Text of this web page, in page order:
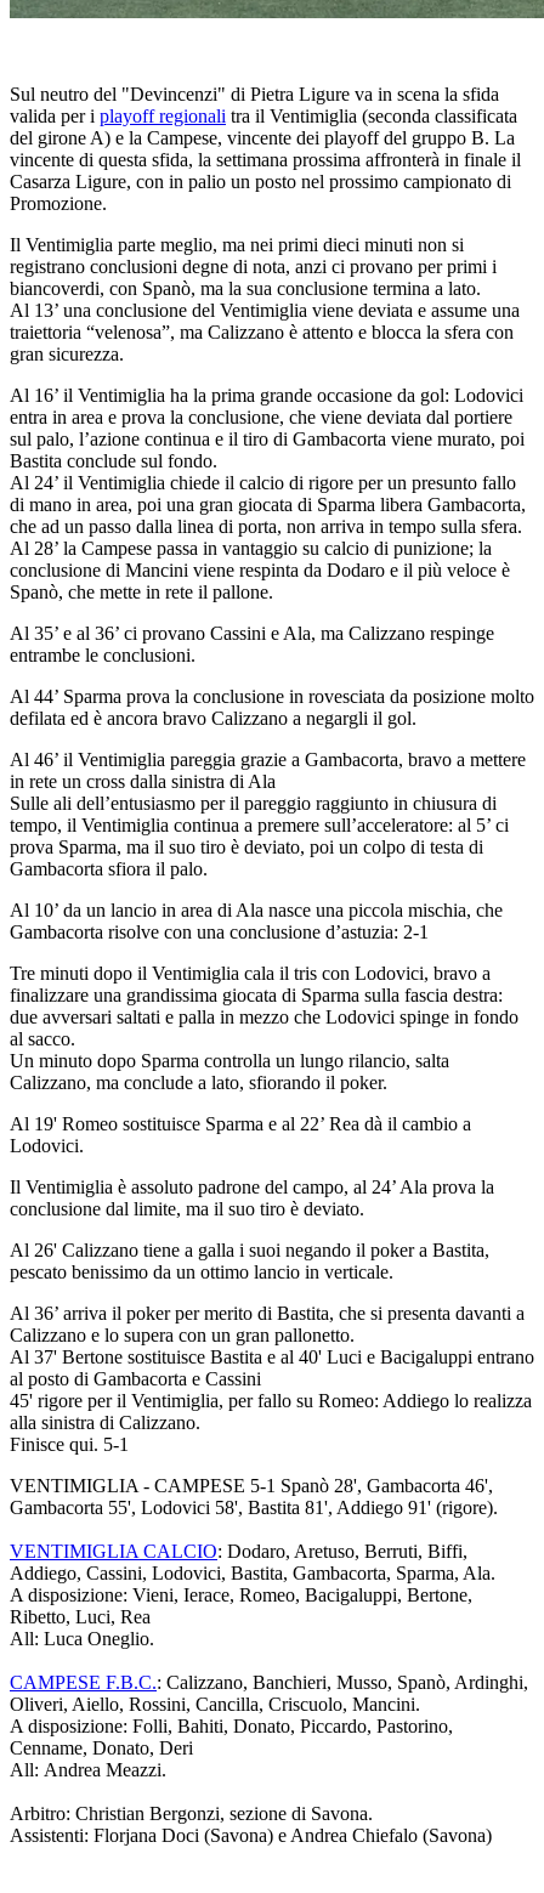
Sul neutro del "Devincenzi" di Pietra Ligure va in scena la sfida
valida per i playoff regionali tra il Ventimiglia (seconda classificata
del girone A) e la Campese, vincente dei playoff del gruppo B. La
vincente di questa sfida, la settimana prossima affronterà in finale il
Casarza Ligure, con in palio un posto nel prossimo campionato di
Promozione.
Il Ventimiglia parte meglio, ma nei primi dieci minuti non si
registrano conclusioni degne di nota, anzi ci provano per primi i
biancoverdi, con Spanò, ma la sua conclusione termina a lato.
Al 13’ una conclusione del Ventimiglia viene deviata e assume una
traiettoria “velenosa”, ma Calizzano è attento e blocca la sfera con
gran sicurezza.
Al 16’ il Ventimiglia ha la prima grande occasione da gol: Lodovici
entra in area e prova la conclusione, che viene deviata dal portiere
sul palo, l’azione continua e il tiro di Gambacorta viene murato, poi
Bastita conclude sul fondo.
Al 24’ il Ventimiglia chiede il calcio di rigore per un presunto fallo
di mano in area, poi una gran giocata di Sparma libera Gambacorta,
che ad un passo dalla linea di porta, non arriva in tempo sulla sfera.
Al 28’ la Campese passa in vantaggio su calcio di punizione; la
conclusione di Mancini viene respinta da Dodaro e il più veloce è
Spanò, che mette in rete il pallone.
Al 35’ e al 36’ ci provano Cassini e Ala, ma Calizzano respinge
entrambe le conclusioni.
Al 44’ Sparma prova la conclusione in rovesciata da posizione molto
defilata ed è ancora bravo Calizzano a negargli il gol.
Al 46’ il Ventimiglia pareggia grazie a Gambacorta, bravo a mettere
in rete un cross dalla sinistra di Ala
Sulle ali dell’entusiasmo per il pareggio raggiunto in chiusura di
tempo, il Ventimiglia continua a premere sull’acceleratore: al 5’ ci
prova Sparma, ma il suo tiro è deviato, poi un colpo di testa di
Gambacorta sfiora il palo.
Al 10’ da un lancio in area di Ala nasce una piccola mischia, che
Gambacorta risolve con una conclusione d’astuzia: 2-1
Tre minuti dopo il Ventimiglia cala il tris con Lodovici, bravo a
finalizzare una grandissima giocata di Sparma sulla fascia destra:
due avversari saltati e palla in mezzo che Lodovici spinge in fondo
al sacco.
Un minuto dopo Sparma controlla un lungo rilancio, salta
Calizzano, ma conclude a lato, sfiorando il poker.
Al 19' Romeo sostituisce Sparma e al 22’ Rea dà il cambio a
Lodovici.
Il Ventimiglia è assoluto padrone del campo, al 24’ Ala prova la
conclusione dal limite, ma il suo tiro è deviato.
Al 26' Calizzano tiene a galla i suoi negando il poker a Bastita,
pescato benissimo da un ottimo lancio in verticale.
Al 36’ arriva il poker per merito di Bastita, che si presenta davanti a
Calizzano e lo supera con un gran pallonetto.
Al 37' Bertone sostituisce Bastita e al 40' Luci e Bacigaluppi entrano
al posto di Gambacorta e Cassini
45' rigore per il Ventimiglia, per fallo su Romeo: Addiego lo realizza
alla sinistra di Calizzano.
Finisce qui. 5-1
VENTIMIGLIA - CAMPESE 5-1 Spanò 28', Gambacorta 46',
Gambacorta 55', Lodovici 58', Bastita 81', Addiego 91' (rigore).
VENTIMIGLIA CALCIO: Dodaro, Aretuso, Berruti, Biffi,
Addiego, Cassini, Lodovici, Bastita, Gambacorta, Sparma, Ala.
A disposizione: Vieni, Ierace, Romeo, Bacigaluppi, Bertone,
Ribetto, Luci, Rea
All: Luca Oneglio.
CAMPESE F.B.C.: Calizzano, Banchieri, Musso, Spanò, Ardinghi,
Oliveri, Aiello, Rossini, Cancilla, Criscuolo, Mancini.
A disposizione: Folli, Bahiti, Donato, Piccardo, Pastorino,
Cenname, Donato, Deri
All: Andrea Meazzi.
Arbitro: Christian Bergonzi, sezione di Savona.
Assistenti: Florjana Doci (Savona) e Andrea Chiefalo (Savona)